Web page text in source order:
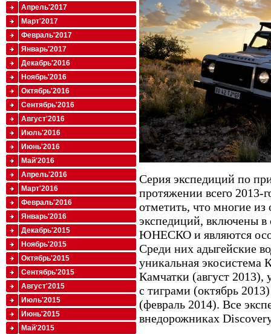
Серия экспедиций по
протяжении всего 2013-
отметить, что многие
экспедиций, включены в
ЮНЕСКО и являются
Среди них адыгейские
уникальная экосистема
Камчатки (август 2013),
с тиграми (октябрь
(февраль 2014). Все
внедорожниках
Апрель'2017
Март'2017
Февраль'2017
Январь'2017
Декабрь'2016
Ноябрь'2016
Октябрь'2016
Сентябрь'2016
Август'2016
Июль'2016
Июнь'2016
Май'2016
Апрель'2016
Март'2016
Февраль'2016
Январь'2016
Декабрь'2015
Ноябрь'2015
Октябрь'2015
Сентябрь'2015
Август'2015
Июль'2015
Июнь'2015
Май'2015